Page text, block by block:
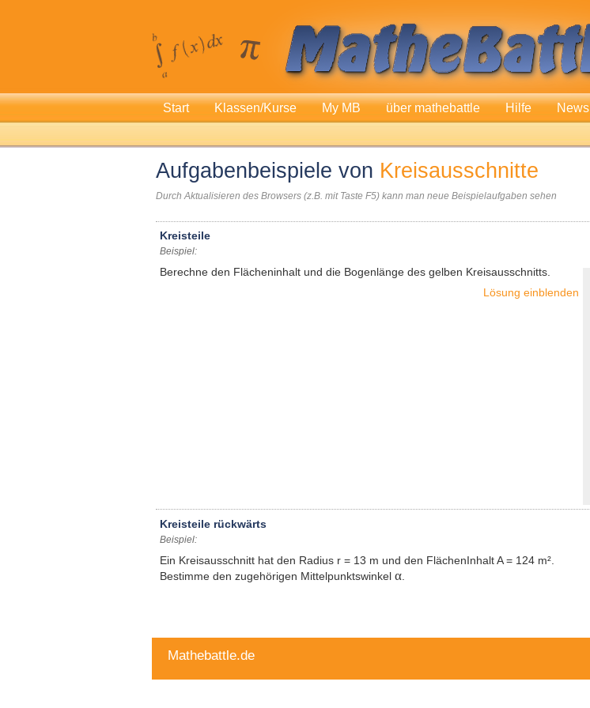
Start Klassen/Kurse My MB über mathebattle Hilfe News
Aufgabenbeispiele von Kreisausschnitte
Durch Aktualisieren des Browsers (z.B. mit Taste F5) kann man neue Beispielaufgaben sehen
Kreisteile
Beispiel:
Berechne den Flächeninhalt und die Bogenlänge des gelben Kreisausschnitts.
Lösung einblenden
Kreisteile rückwärts
Beispiel:
Ein Kreisausschnitt hat den Radius r = 13 m und den FlächenInhalt A = 124 m².
Bestimme den zugehörigen Mittelpunktswinkel α
Mathebattle.de